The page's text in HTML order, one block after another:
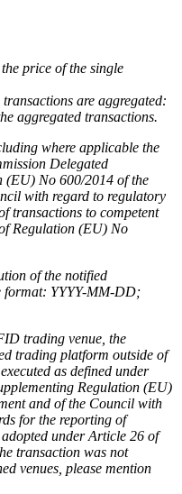
the price of the single
transactions are aggregated:
aggregated transactions.
where applicable the
Delegated
(EU) No 600/2014 of the
with regard to regulatory
transactions to competent
Regulation (EU) No
of the notified
format: YYYY-MM-DD;
trading venue, the
trading platform outside of
executed as defined under
Regulation (EU)
and of the Council with
for the reporting of
adopted under Article 26 of
transaction was not
venues, please mention